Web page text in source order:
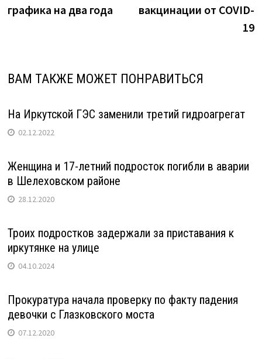
графика на два года
вакцинации от COVID-
19
ВАМ ТАКЖЕ МОЖЕТ ПОНРАВИТЬСЯ
На Иркутской ГЭС заменили третий гидроагрегат
02.12.2022
Женщина и 17-летний подросток погибли в аварии
в Шелеховском районе
28.12.2020
Троих подростков задержали за приставания к
иркутянке на улице
04.10.2024
Прокуратура начала проверку по факту падения
девочки с Глазковского моста
07.12.2020